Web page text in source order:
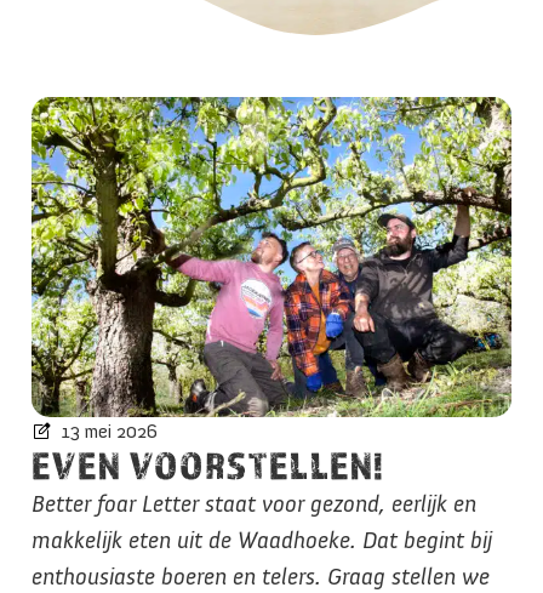
13 mei 2026
EVEN VOORSTELLEN!
Better foar Letter staat voor gezond, eerlijk en
makkelijk eten uit de Waadhoeke. Dat begint bij
enthousiaste boeren en telers. Graag stellen we